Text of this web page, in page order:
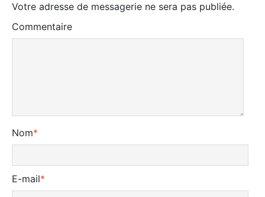
Votre adresse de messagerie ne sera pas publiée.
Commentaire
Nom*
E-mail*